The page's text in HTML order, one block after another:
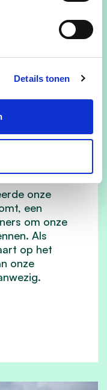
Details tonen
onze
een
om onze
Als
op het
onze